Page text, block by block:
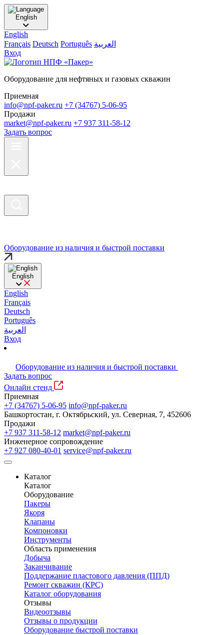
English
English
Français Deutsch Português العربية
Вход
Оборудование для нефтяных и газовых скважин
Приемная
info@npf-paker.ru +7 (34767) 5-06-95
Продажи
market@npf-paker.ru +7 937 311-58-12
Задать вопрос
Оборудование из наличия и быстрой поставки
English
English
Français
Deutsch
Português
العربية
Вход
Оборудование из наличия и быстрой поставки
Задать вопрос
Онлайн стенд
Приемная
+7 (34767) 5-06-95 info@npf-paker.ru
Башкортостан, г. Октябрьский, ул. Северная, 7, 452606
Продажи
+7 937 311-58-12 market@npf-paker.ru
Инженерное сопровождение
+7 927 080-40-01 service@npf-paker.ru
Каталог
Каталог
Оборудование
Пакеры
Якоря
Клапаны
Компоновки
Инструменты
Область применения
Добыча
Заканчивание
Поддержание пластового давления (ППД)
Ремонт скважин (КРС)
Каталог оборудования
Отзывы
Видеоотзывы
Отзывы о продукции
Оборудование быстрой поставки